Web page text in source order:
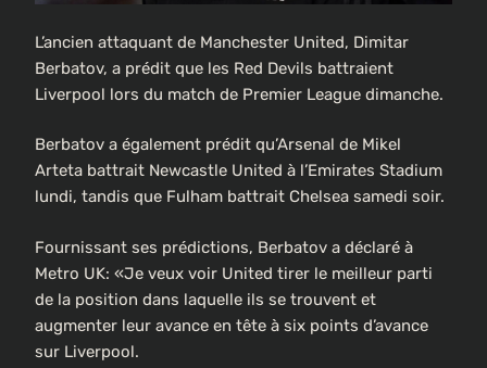
L’ancien attaquant de Manchester United, Dimitar
Berbatov, a prédit que les Red Devils battraient
Liverpool lors du match de Premier League dimanche.
Berbatov a également prédit qu’Arsenal de Mikel
Arteta battrait Newcastle United à l’Emirates Stadium
lundi, tandis que Fulham battrait Chelsea samedi soir.
Fournissant ses prédictions, Berbatov a déclaré à
Metro UK: «Je veux voir United tirer le meilleur parti
de la position dans laquelle ils se trouvent et
augmenter leur avance en tête à six points d’avance
sur Liverpool.